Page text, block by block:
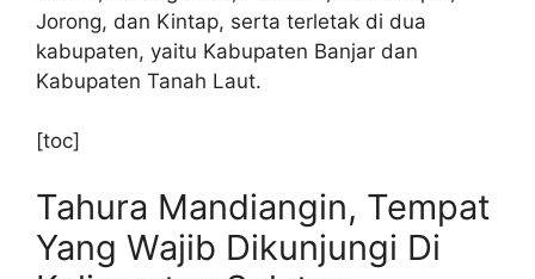
Jorong, dan Kintap, serta terletak di dua
kabupaten, yaitu Kabupaten Banjar dan
Kabupaten Tanah Laut.
[toc]
Tahura Mandiangin, Tempat
Yang Wajib Dikunjungi Di